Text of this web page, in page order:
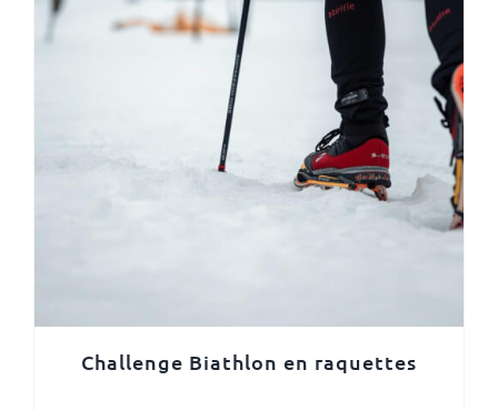
Challenge Biathlon en raquettes